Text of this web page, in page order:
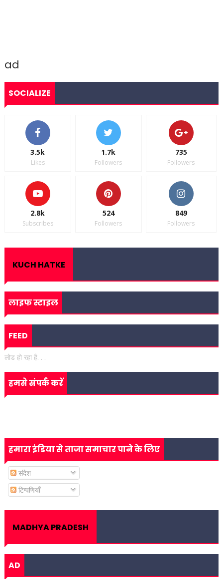
ad
SOCIALIZE
3.5k
Likes
1.7k
Followers
735
Followers
2.8k
Subscribes
524
Followers
849
Followers
KUCH HATKE
लाइफ स्टाइल
FEED
लोड हो रहा है. . .
हमसे संपर्क करें
हमारा इंडिया से ताजा समाचार पाने के लिए
संदेश
टिप्पणियाँ
MADHYA PRADESH
AD